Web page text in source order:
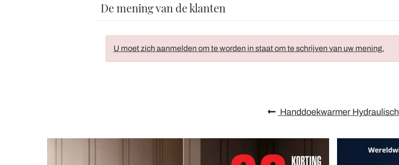
De mening van de klanten
U moet zich aanmelden om te worden in staat om te schrijven van uw mening.
Handdoekwarmer Hydraulisch